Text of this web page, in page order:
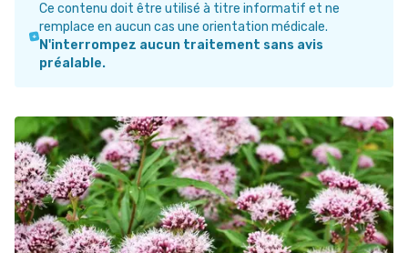
Ce contenu doit être utilisé à titre informatif et ne
remplace en aucun cas une orientation médicale.
N'interrompez aucun traitement sans avis
préalable.